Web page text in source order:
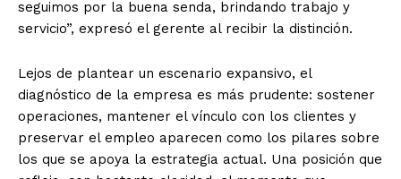
seguimos por la buena senda, brindando trabajo y
servicio”, expresó el gerente al recibir la distinción.
Lejos de plantear un escenario expansivo, el
diagnóstico de la empresa es más prudente: sostener
operaciones, mantener el vínculo con los clientes y
preservar el empleo aparecen como los pilares sobre
los que se apoya la estrategia actual. Una posición que